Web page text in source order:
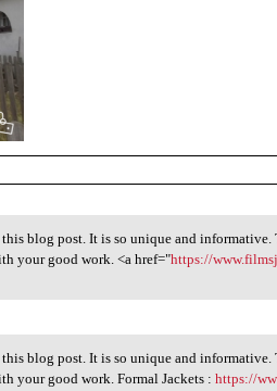
this
this blog post. It is so unique and
your good work. <a href="https://
this
this blog post. It is so unique and
your good work. Formal Jackets :https://